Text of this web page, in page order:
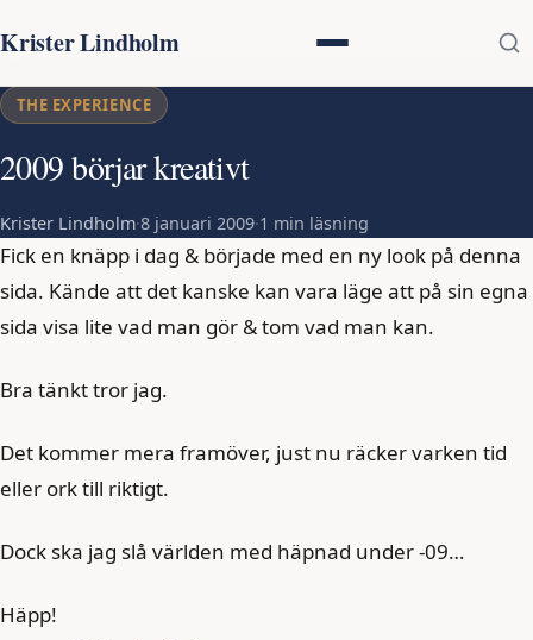
Krister Lindholm
THE EXPERIENCE
2009 börjar kreativt
Krister Lindholm·8 januari 2009·1 min läsning
Fick en knäpp i dag & började med en ny look på denna
sida. Kände att det kanske kan vara läge att på sin egna
sida visa lite vad man gör & tom vad man kan.
Bra tänkt tror jag.
Det kommer mera framöver, just nu räcker varken tid
eller ork till riktigt.
Dock ska jag slå världen med häpnad under -09…
Häpp!